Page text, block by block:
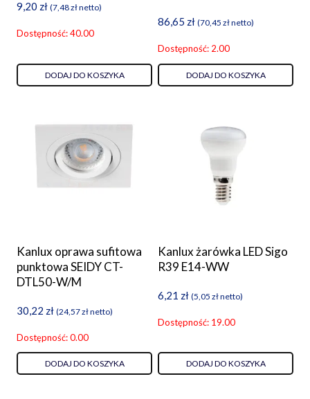
9,20 zł (7,48złnetto)
Dostępność: 40.00
DODAJ DO KOSZYKA
86,65 zł (70,45 złnetto)
Dostępność: 2.00
DODAJ DO KOSZYKA
Kanlux oprawa sufitowa
punktowa SEIDY CT-
DTL50-W/M
30,22 zł (24,57złnetto)
Dostępność: 0.00
DODAJ DO KOSZYKA
Kanlux żarówka LED Sigo
R39 E14-WW
6,21 zł (5,05 złnetto)
Dostępność: 19.00
DODAJ DO KOSZYKA